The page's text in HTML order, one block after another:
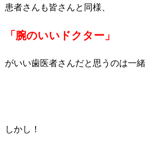
患者さんも皆さんと同様、
「腕のいいドクター」
がいい歯医者さんだと思うのは一緒
しかし！